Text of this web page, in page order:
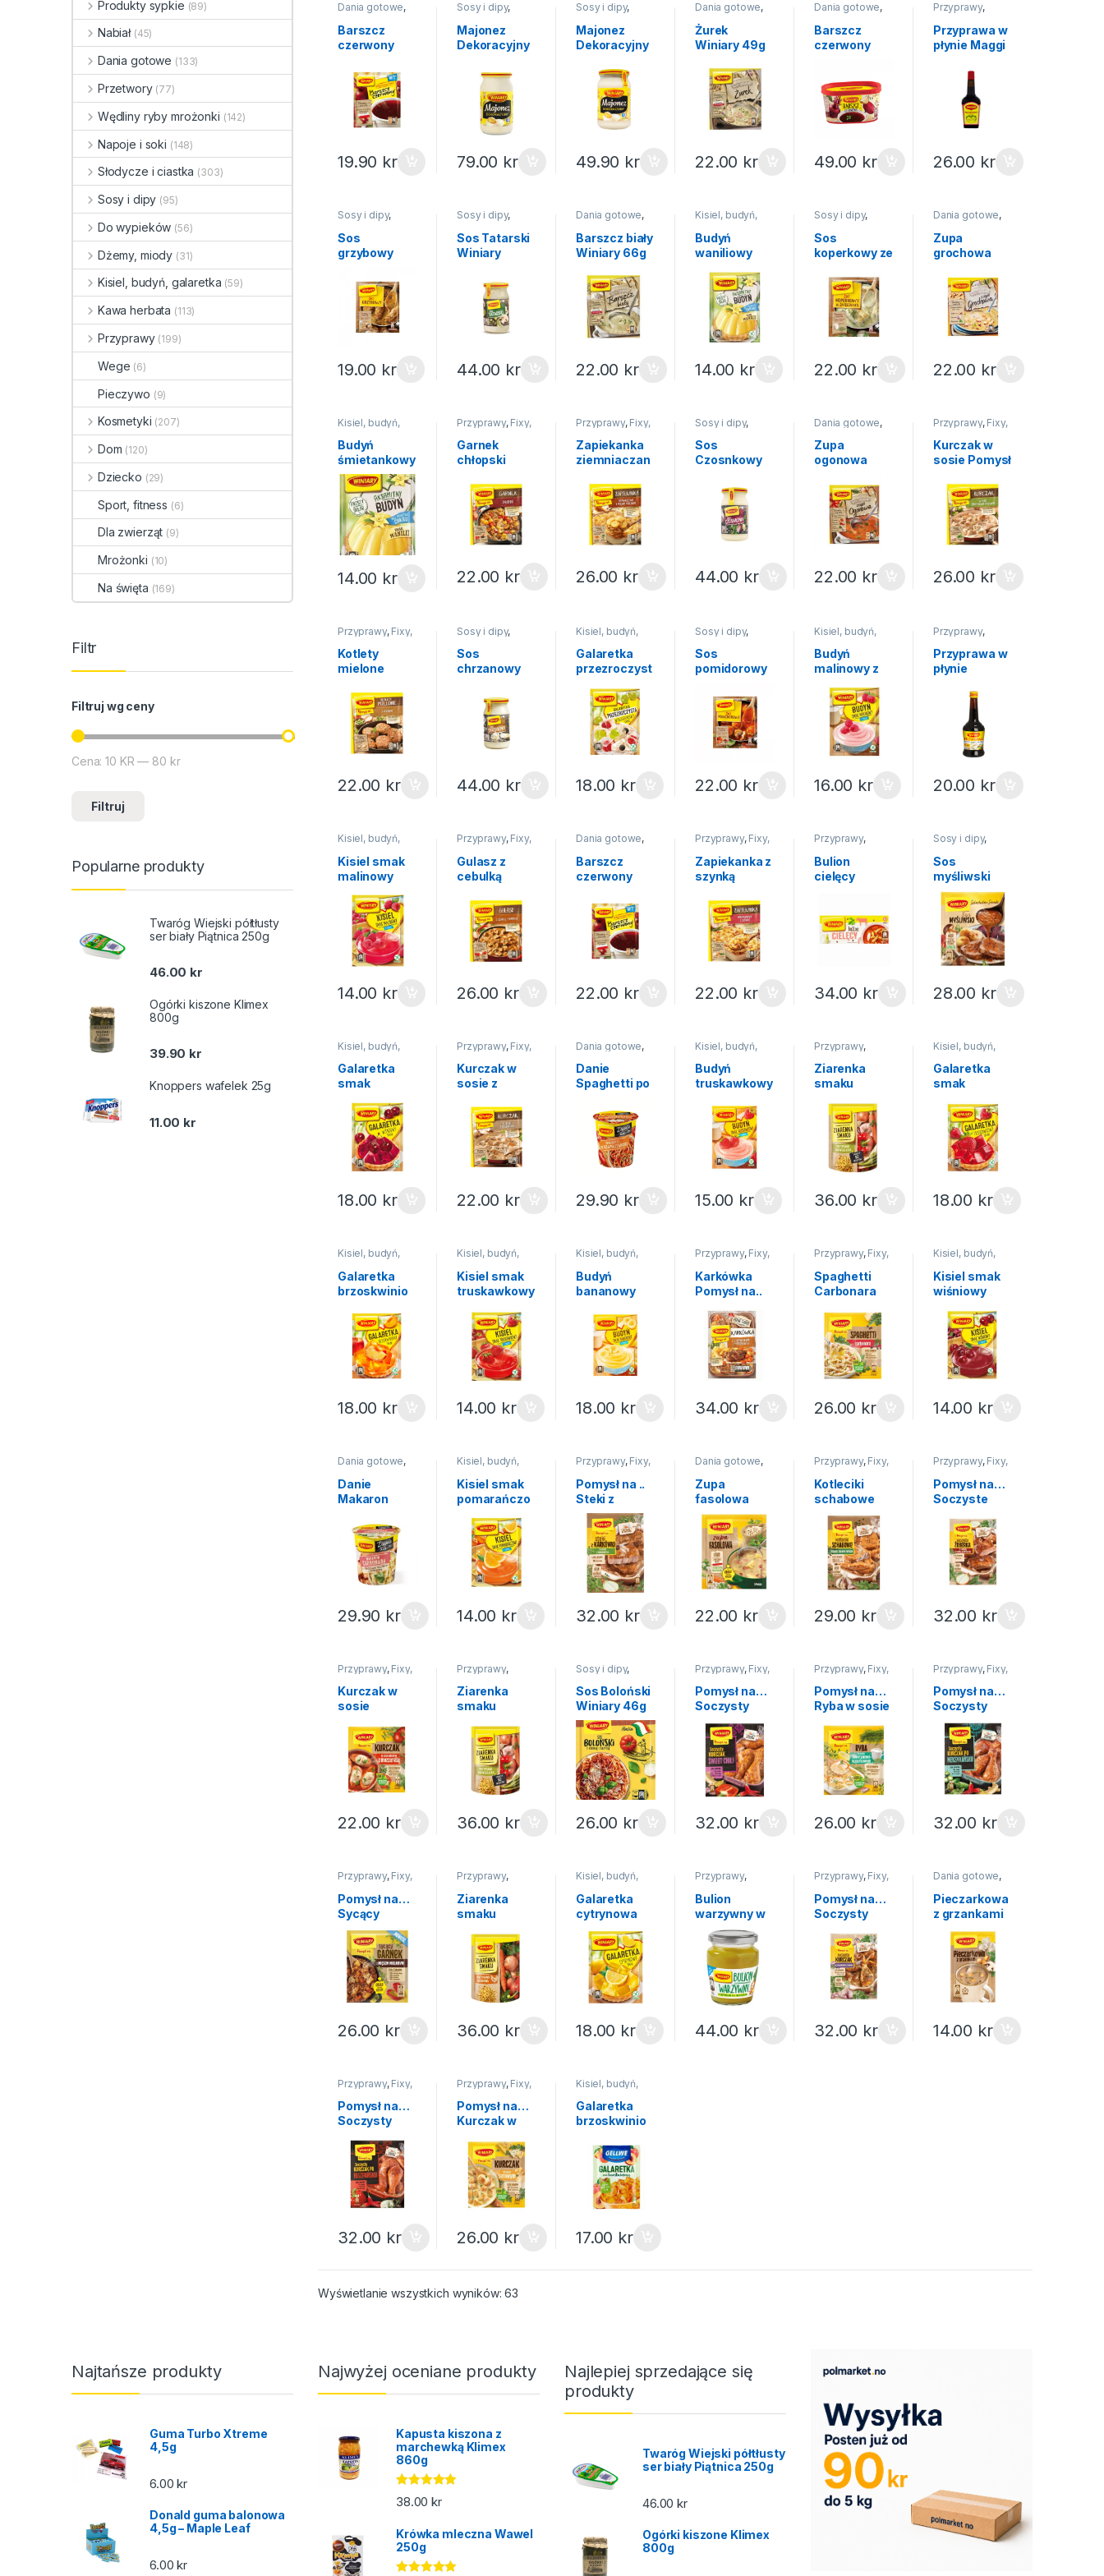
Dania gotowe,
Zupy instant
święta
Barszcz
czerwony
Winiary 60g
19.90 kr
Sosy i dipy,
Majonez , Na
święta
Majonez
Dekoracyjny
700ml
79.00 kr
Sosy i dipy,
Majonez , Na
święta
Majonez
Dekoracyjny
400ml
49.90 kr
Dania gotowe,
Zupy instant
święta
Żurek
Winiary 49g
22.00 kr
Dania gotowe,
Zupy instant
święta
Barszcz
czerwony
49.00 kr
Przyprawy,
Przyprawy w
płynie
Przyprawa w
płynie Maggi
26.00 kr
Sosy i dipy,
Sosy w
torebkach
święta
Sos
grzybowy
19.00 kr
Sosy i dipy,
Sosy w słoiku
Sos Tatarski
Winiary
44.00 kr
Dania gotowe,
Zupy instant
święta
Barszcz biały
Winiary 66g
22.00 kr
Kisiel, budyń,
Budynie
święta
Budyń
waniliowy
Winiary 35g
14.00 kr
Sosy i dipy,
Sosy w
torebkach
święta
Sos
koperkowy ze
Winiary 27g
22.00 kr
Dania gotowe,
Zupy instant
Zupa
grochowa
22.00 kr
Kisiel, budyń,
galaretka
Budynie
święta
Budyń
śmietankowy
Aksamitny
Winiary 35g
14.00 kr
Przyprawy, Fixy,
pomysł na...
Garnek
chłopski
Winiary 40g
22.00 kr
Przyprawy, Fixy,
pomysł na...
Zapiekanka
ziemniaczan
na… Winiary
42g
26.00 kr
Sosy i dipy,
Sosy w słoiku
Sos
Czosnkowy
250ml
44.00 kr
Dania gotowe,
Zupy instant
Zupa
ogonowa
22.00 kr
Przyprawy, Fixy,
pomysł na...
Kurczak w
sosie Pomysł
30g
26.00 kr
Przyprawy, Fixy,
Kotlety
mielone
Winiary 69g
22.00 kr
Sosy i dipy,
Sos
chrzanowy
250ml
44.00 kr
Kisiel, budyń,
Galaretki,Na
święta
Galaretka
przezroczyst
18.00 kr
Sosy i dipy,
torebkach
święta
Sos
pomidorowy
22.00 kr
Kisiel, budyń,
Budynie
Budyń
malinowy z
Winiary 60g
16.00 kr
Przyprawy,
płynie
Przyprawa w
płynie
20.00 kr
Kisiel, budyń,
Kisiele
Kisiel smak
malinowy
14.00 kr
Przyprawy, Fixy,
pomysł na...
Gulasz z
cebulką
Winiary 47g
26.00 kr
Dania gotowe,
Zupy instant
święta
Barszcz
czerwony
Winiary 49g
22.00 kr
Przyprawy, Fixy,
pomysł na...
Zapiekanka z
szynką
Winiary 47g
22.00 kr
Przyprawy,
Buliony
Bulion
cielęcy
34.00 kr
Sosy i dipy,
Sosy w
torebkach
święta
Sos
myśliwski
Winiary 30g
28.00 kr
Kisiel, budyń,
Galaretki
Galaretka
smak
Winiary 71g
18.00 kr
Przyprawy, Fixy,
Kurczak w
sosie z
Winiary
22.00 kr
Dania gotowe,
Danie
Spaghetti po
u Winiary 57g
29.90 kr
Kisiel, budyń,
Budynie
Budyń
truskawkowy
15.00 kr
Przyprawy,
Ziarenka
smaku
uniwersalna
Winiary 120g
36.00 kr
Kisiel, budyń,
Galaretki,Na
święta
Galaretka
smak
Winiary 71g
18.00 kr
Kisiel, budyń,
Galaretki,Na
święta
Galaretka
brzoskwinio
71g
18.00 kr
Kisiel, budyń,
Kisiele
Kisiel smak
truskawkowy
14.00 kr
Kisiel, budyń,
Budynie
Budyń
bananowy
18.00 kr
Przyprawy, Fixy,
pomysł na...
Karkówka
Pomysł na..
34.00 kr
Przyprawy, Fixy,
pomysł na...
Spaghetti
Carbonara
Winiary 35g
26.00 kr
Kisiel, budyń,
Kisiele
Kisiel smak
wiśniowy
14.00 kr
Dania gotowe,
Gorący kubek
Danie
Makaron
Winiary 50g
29.90 kr
Kisiel, budyń,
Kisiele
Kisiel smak
pomarańczo
77g
14.00 kr
Przyprawy, Fixy,
pomysł na...
Pomysł na ..
Steki z
karkówki
Winiary 40g
32.00 kr
Dania gotowe,
Zupy instant
Zupa
fasolowa
Winiary 63g
22.00 kr
Przyprawy, Fixy,
pomysł na...
Na
święta
Kotleciki
schabowe
Pomysł na…
Winiary 40g
29.00 kr
Przyprawy, Fixy,
pomysł na...
Pomysł na…
Soczyste
Winiary 28g
32.00 kr
Przyprawy, Fixy,
pomysł na...
Kurczak w
sosie
Pomysł na..
Winiary 35g
22.00 kr
Przyprawy,
Mieszanki
Ziarenka
smaku
uniwersalna
Winiary 200g
36.00 kr
Sosy i dipy,
Sosy w
torebkach
Sos Boloński
Winiary 46g
26.00 kr
Przyprawy, Fixy,
pomysł na...
Pomysł na…
Soczysty
kurczak
Sweet Chili
Winiary 41g
32.00 kr
Przyprawy, Fixy,
pomysł na...
Pomysł na…
Ryba w sosie
Winiary 32g
26.00 kr
Przyprawy, Fixy,
pomysł na...
Pomysł na…
Soczysty
kurczak po
Meksykań
Winiary 38g
32.00 kr
Przyprawy, Fixy,
pomysł na...
Pomysł na…
Sycący
Garnek z
mięsem
mielonym
Winiary 32g
26.00 kr
Przyprawy,
Mieszanki
Ziarenka
smaku
drobiowa
Winiary 200g
36.00 kr
Kisiel, budyń,
Galaretki
Galaretka
cytrynowa
Winiary 71g
18.00 kr
Przyprawy,
Buliony
Bulion
warzywny w
słoiku
Winiary 160g
44.00 kr
Przyprawy, Fixy,
pomysł na...
Pomysł na…
Soczysty
czosnkiem
Winiary 30g
32.00 kr
Dania gotowe,
Zupy instant
Pieczarkowa
z grzankami
Winiary 16g
14.00 kr
Przyprawy, Fixy,
pomysł na...
Pomysł na…
Soczysty
Hiszpańsku
Winiary 38g
32.00 kr
Przyprawy, Fixy,
pomysł na...
Pomysł na…
Kurczak w
serowym
Winiary 32g
26.00 kr
Kisiel, budyń,
galaretka
Galaretki,Na
święta
Galaretka
brzoskwinio
72g
17.00 kr
Wyświetlanie wszystkich wyników: 63
Produkty sypkie (89)
Nabiał (45)
Dania gotowe (133)
Przetwory (77)
Wędliny ryby mrożonki (142)
Napoje i soki (148)
Słodycze i ciastka (303)
Sosy i dipy (95)
Do wypieków (56)
Dżemy, miody (31)
Kisiel, budyń, galaretka (59)
Kawa herbata (113)
Przyprawy (199)
Wege (6)
Pieczywo (9)
Kosmetyki (207)
Dom (120)
Dziecko (29)
Sport, fitness (6)
Dla zwierząt (9)
Mrożonki (10)
Na święta (169)
Filtr
Filtruj wg ceny
Cena min
Cena max
Filtruj
Cena:10 KR — 80 kr
Popularne produkty
Twaróg Wiejski półtłusty
ser biały Piątnica 250g
46.00 kr
Ogórki kiszone Klimex
800g
39.90 kr
Knoppers wafelek 25g
11.00 kr
Najtańsze produkty
Guma Turbo Xtreme
4,5g
6.00kr
Donald guma balonowa
4,5g – Maple Leaf
6.00kr
Najwyżej oceniane produkty
Kapusta kiszona z
marchewką Klimex
860g
Oceniono
5.00na 5
38.00kr
Krówka mleczna Wawel
250g
Najlepiej sprzedające się
produkty
Twaróg Wiejski półtłusty
ser biały Piątnica 250g
46.00kr
Ogórki kiszone Klimex
800g